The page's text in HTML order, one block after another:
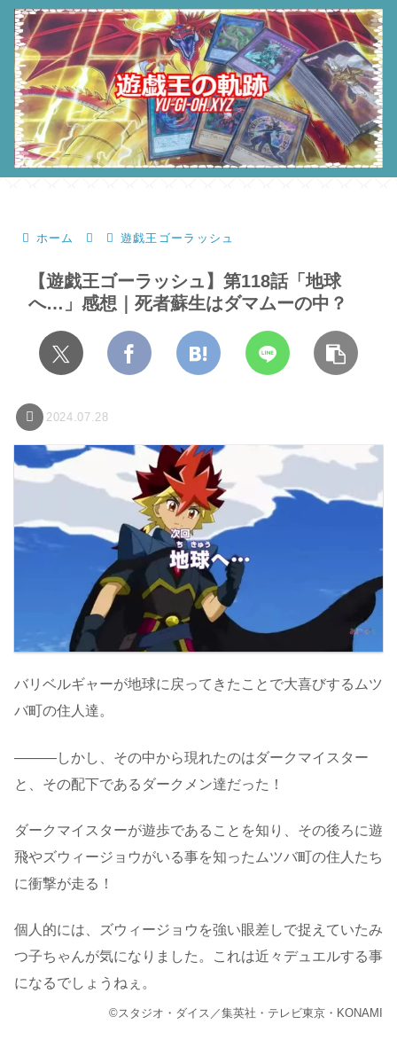
ホーム 遊戯王ゴーラッシュ
【遊戯王ゴーラッシュ】第118話「地球
へ…」感想｜死者蘇生はダマムーの中？
2024.07.28
バリベルギャーが地球に戻ってきたことで大喜びするムツ
バ町の住人達。
―――しかし、その中から現れたのはダークマイスター
と、その配下であるダークメン達だった！
ダークマイスターが遊歩であることを知り、その後ろに遊
飛やズウィージョウがいる事を知ったムツバ町の住人たち
に衝撃が走る！
個人的には、ズウィージョウを強い眼差しで捉えていたみ
つ子ちゃんが気になりました。これは近々デュエルする事
になるでしょうねぇ。
©スタジオ・ダイス／集英社・テレビ東京・KONAMI